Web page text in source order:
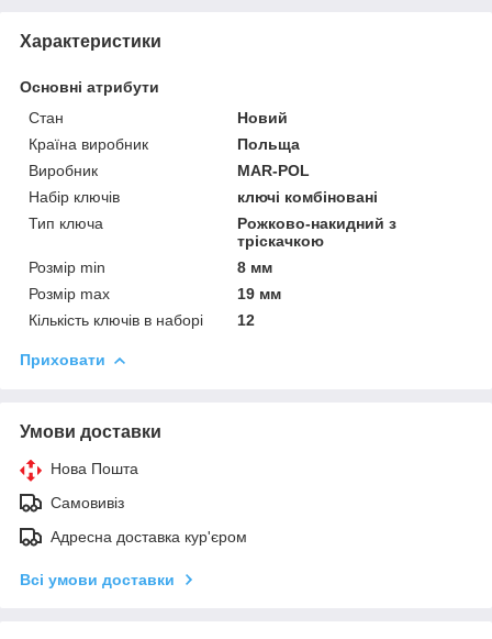
Характеристики
Основні атрибути
Стан
Новий
Країна виробник
Польща
Виробник
MAR-POL
Набір ключів
ключі комбіновані
Тип ключа
Рожково-накидний з
тріскачкою
Розмір min
8 мм
Розмір max
19 мм
Кількість ключів в наборі
12
Приховати
Умови доставки
Нова Пошта
Самовивіз
Адресна доставка кур'єром
Всі умови доставки